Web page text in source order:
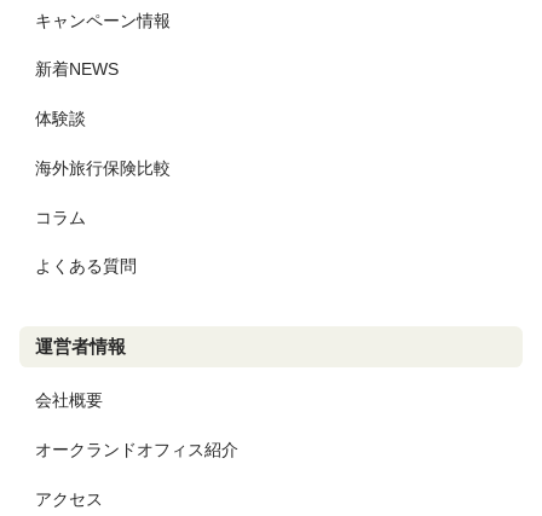
キャンペーン情報
新着NEWS
体験談
海外旅行保険比較
コラム
よくある質問
運営者情報
会社概要
オークランドオフィス紹介
アクセス